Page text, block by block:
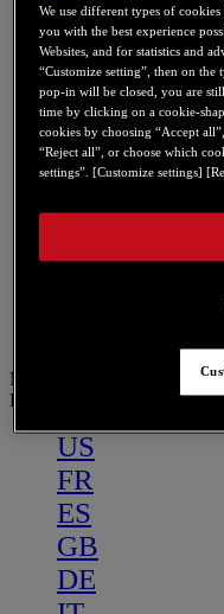
US
FR
ES
GB
DE
IT
NL
Menu
DE
US
FR
ES
GB
DE
We use different types of
you with the best experience
Websites, and for statistics and
“Customize setting”, then on
pop-in will be closed, you are
time by clicking on a cookie-
cookies by choosing “Accept
“Reject all”, or choose which
settings”. [Customize settings]